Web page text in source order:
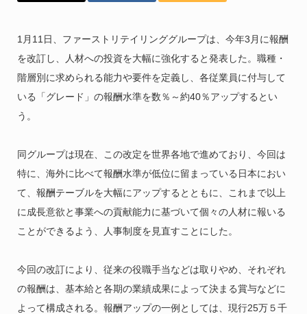
1月11日、ファーストリテイリンググループは、今年3月に報酬
を改訂し、人材への投資を大幅に強化すると発表した。職種・
階層別に求められる能力や要件を定義し、各従業員に付与して
いる「グレード」の報酬水準を数％～約40％アップするとい
う。
同グループは現在、この改定を世界各地で進めており、今回は
特に、海外に比べて報酬水準が低位に留まっている日本におい
て、報酬テーブルを大幅にアップするとともに、これまで以上
に成長意欲と事業への貢献能力に基づいて個々の人材に報いる
ことができるよう、人事制度を見直すことにした。
今回の改訂により、従来の役職手当などは取りやめ、それぞれ
の報酬は、基本給と各期の業績成果によって決まる賞与などに
よって構成される。報酬アップの一例としては、現行25万５千